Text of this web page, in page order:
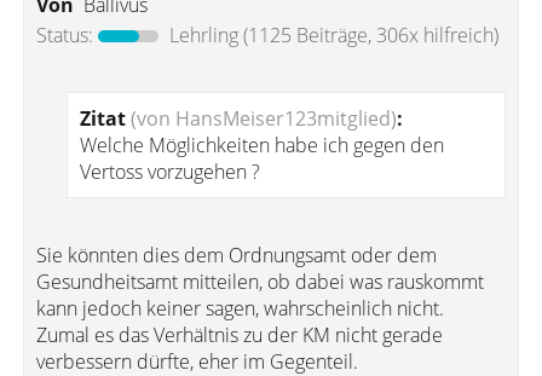
Status:
Lehrling(1125 Beiträge, 306x hilfreich)
Zitat(von HansMeiser123mitglied):
Welche Möglichkeiten habe ich gegen den
Vertoss vorzugehen ?
Sie könnten dies dem Ordnungsamt oder dem
Gesundheitsamt mitteilen, ob dabei was rauskommt
kann jedoch keiner sagen, wahrscheinlich nicht.
Zumal es das Verhältnis zu der KM nicht gerade
verbessern dürfte, eher im Gegenteil.